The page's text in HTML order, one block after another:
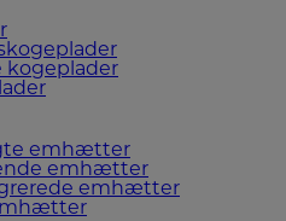
kogeplader
emhætter
emhætter
emhætter